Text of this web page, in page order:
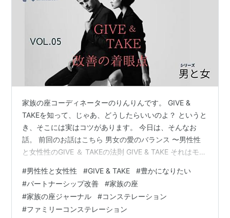
家族の座コーディネーターのりんりんです。 GIVE &
TAKEを知って、じゃあ、どうしたらいいのよ？ というと
き、そこには実はコツがあります。 今日は、そんなお
話。 前回のお話はこちら 男女の愛のバランス 〜男性性
と女性性のGIVE ＆ TAKEの法則 GIVE & TAKE それはモノ
てエネルギーで考える。 GIVE＆TAKEってもので考えが
ちではないですか？ 日本では、半返しという言葉がある
ように 同じようなものを渡していくみたいなことが 暗黙
の了解にある気がします。 でも。 たとえば、男性がお金
#男性性と女性性 #GIVE & TAKE #豊かになりたい
#パートナーシップ改善 #家族の座
#家族の座ジャーナル #コンステレーション
#ファミリーコンステレーション